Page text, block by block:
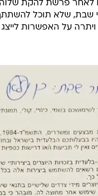
לאחר פרשת להקת
שלא תוכל להשתתף
על האפשרות